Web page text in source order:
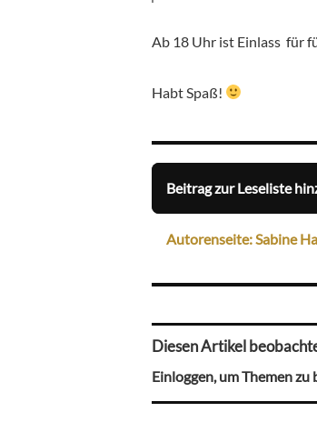
Ab 18 Uhr ist Einlass für
Habt Spaß!
Beitrag zur Leseliste
Autorenseite: Sabine
Diesen Artikel
Einloggen, um Themen zu